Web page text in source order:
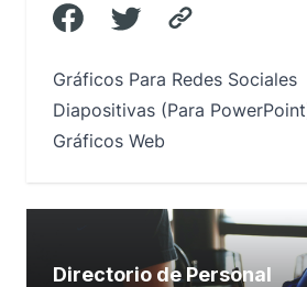
Gráficos Para Redes Sociales
Diapositivas (Para
Gráficos Web
Directorio de Personal